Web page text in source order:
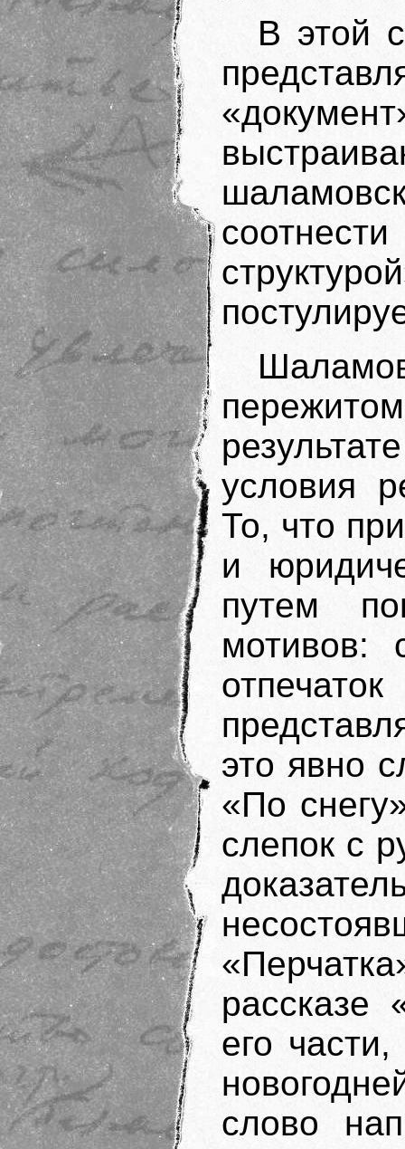
В этой
условия
То, что
и
путем
мотивов:
это явно
«По
слепок с
рассказе
его
слово